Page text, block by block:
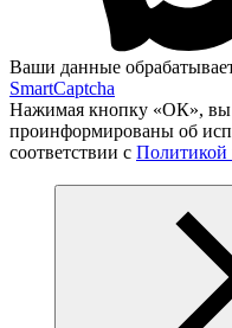
Ваши данные
SmartCaptcha
Нажимая кнопку «ОК», вы
проинформированы об
соответствии с Политикой